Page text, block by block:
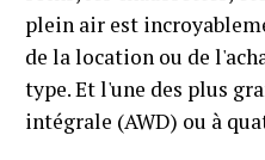
plein air est
de la location ou de
type. Et l'une des plus
intégrale (AWD) ou à